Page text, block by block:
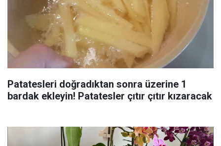
Patatesleri doğradıktan sonra üzerine 1
bardak ekleyin! Patatesler çıtır çıtır kızaracak